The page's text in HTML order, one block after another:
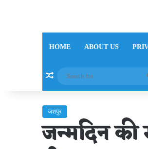
HOME ABOUT US
Random Article
जशपुर
जन्मदिन